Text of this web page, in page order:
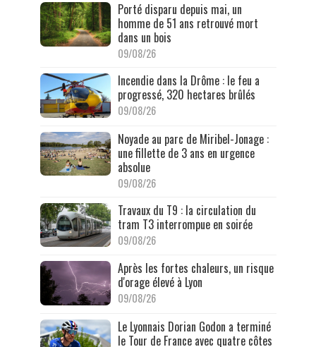
Porté disparu depuis mai, un
homme de 51 ans retrouvé mort
dans un bois
09/08/26
Incendie dans la Drôme : le feu a
progressé, 320 hectares brûlés
09/08/26
Noyade au parc de Miribel-Jonage :
une fillette de 3 ans en urgence
absolue
09/08/26
Travaux du T9 : la circulation du
tram T3 interrompue en soirée
09/08/26
Après les fortes chaleurs, un risque
d'orage élevé à Lyon
09/08/26
Le Lyonnais Dorian Godon a terminé
le Tour de France avec quatre côtes